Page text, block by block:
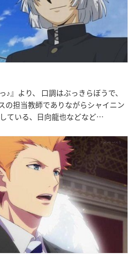
♪』より、 口調はぶっきらぼうで、
の担当教師でありながらシャイニン
ている、日向龍也などなど…